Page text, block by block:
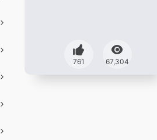
761 67,304